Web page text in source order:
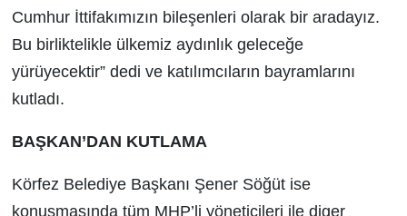
Cumhur İttifakımızın bileşenleri olarak bir aradayız.
Bu birliktelikle ülkemiz aydınlık geleceğe
yürüyecektir” dedi ve katılımcıların bayramlarını
kutladı.
BAŞKAN’DAN KUTLAMA
Körfez Belediye Başkanı Şener Söğüt ise
konuşmasında tüm MHP’li yöneticileri ile diger